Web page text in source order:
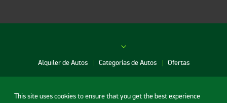
This site uses cookies to ensure that you get the best experience
Alquiler de Autos Categorías de Autos Ofertas
Red de agencias